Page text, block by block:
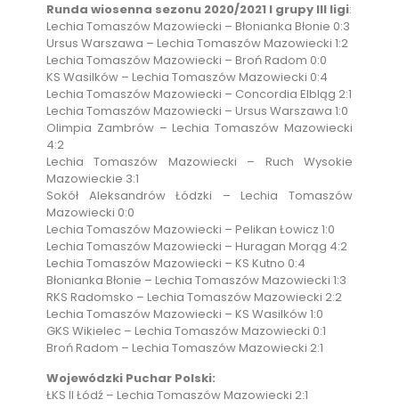
Runda wiosenna sezonu 2020/2021 I grupy III ligi:
Lechia Tomaszów Mazowiecki – Błonianka Błonie 0:3
Ursus Warszawa – Lechia Tomaszów Mazowiecki 1:2
Lechia Tomaszów Mazowiecki – Broń Radom 0:0
KS Wasilków – Lechia Tomaszów Mazowiecki 0:4
Lechia Tomaszów Mazowiecki – Concordia Elbląg 2:1
Lechia Tomaszów Mazowiecki – Ursus Warszawa 1:0
Olimpia Zambrów – Lechia Tomaszów Mazowiecki
4:2
Lechia Tomaszów Mazowiecki – Ruch Wysokie
Mazowieckie 3:1
Sokół Aleksandrów Łódzki – Lechia Tomaszów
Mazowiecki 0:0
Lechia Tomaszów Mazowiecki – Pelikan Łowicz 1:0
Lechia Tomaszów Mazowiecki – Huragan Morąg 4:2
Lechia Tomaszów Mazowiecki – KS Kutno 0:4
Błonianka Błonie – Lechia Tomaszów Mazowiecki 1:3
RKS Radomsko – Lechia Tomaszów Mazowiecki 2:2
Lechia Tomaszów Mazowiecki – KS Wasilków 1:0
GKS Wikielec – Lechia Tomaszów Mazowiecki 0:1
Broń Radom – Lechia Tomaszów Mazowiecki 2:1
Wojewódzki Puchar Polski:
ŁKS II Łódź – Lechia Tomaszów Mazowiecki 2:1